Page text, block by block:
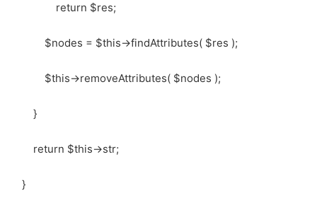
return $res;
$nodes = $this->findAttributes( $res );
$this->removeAttributes( $nodes );
}
return $this->str;
}